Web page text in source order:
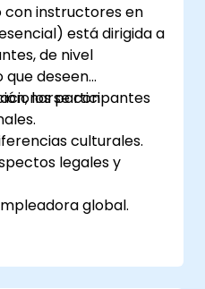
con instructores en
está dirigida a
de nivel
que deseen
con
los participantes
culturales.
legales y
global.